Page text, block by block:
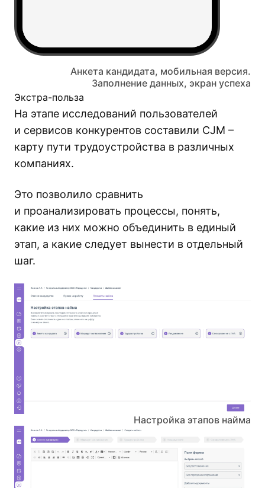
Анкета кандидата, мобильная версия.
Заполнение данных, экран успеха
Экстра-польза
На этапе исследований пользователей
и сервисов конкурентов составили CJM –
карту пути трудоустройства в различных
компаниях.
Это позволило сравнить
и проанализировать процессы, понять,
какие из них можно объединить в единый
этап, а какие следует вынести в отдельный
шаг.
Настройка этапов найма